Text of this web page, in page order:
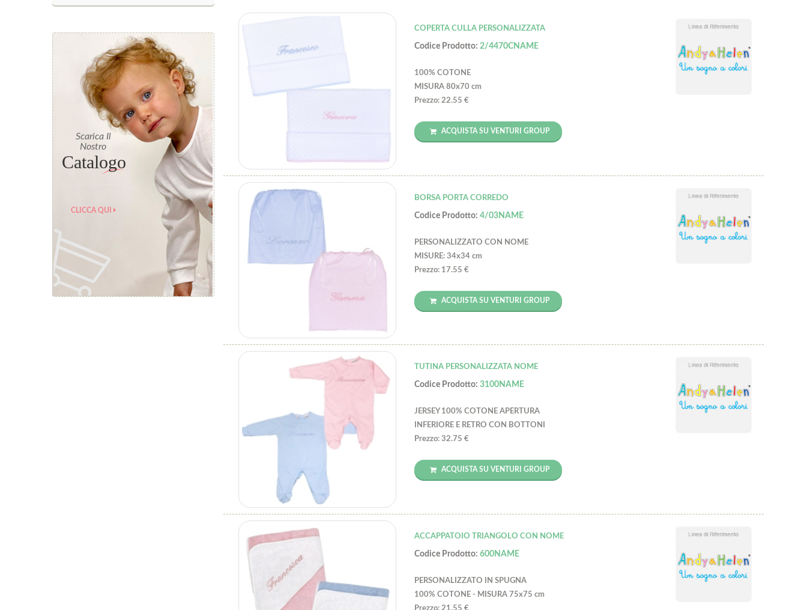
Scarica Il
Nostro
Catalogo
CLICCA QUI
COPERTA CULLA PERSONALIZZATA
Codice Prodotto:2/4470CNAME
100% COTONE
MISURA 80x70 cm
Prezzo: 22.55 €
ACQUISTA SU VENTURI GROUP
BORSA PORTA CORREDO
Codice Prodotto:4/03NAME
PERSONALIZZATO CON NOME
MISURE: 34x34 cm
Prezzo: 17.55 €
ACQUISTA SU VENTURI GROUP
TUTINA PERSONALIZZATA NOME
Codice Prodotto:3100NAME
JERSEY 100% COTONE APERTURA
INFERIORE E RETRO CON BOTTONI
Prezzo: 32.75 €
ACQUISTA SU VENTURI GROUP
ACCAPPATOIO TRIANGOLO CON NOME
Codice Prodotto:600NAME
PERSONALIZZATO IN SPUGNA
100% COTONE - MISURA 75x75 cm
Prezzo: 21.55 €